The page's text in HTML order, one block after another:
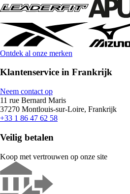
Ontdek al onze merken
Klantenservice in Frankrijk
Neem contact op
11 rue Bernard Maris
37270 Montlouis-sur-Loire, Frankrijk
+33 1 86 47 62 58
Veilig betalen
Koop met vertrouwen op onze site